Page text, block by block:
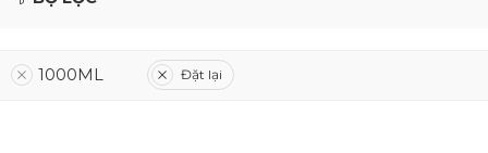
1000ML Đặt lại